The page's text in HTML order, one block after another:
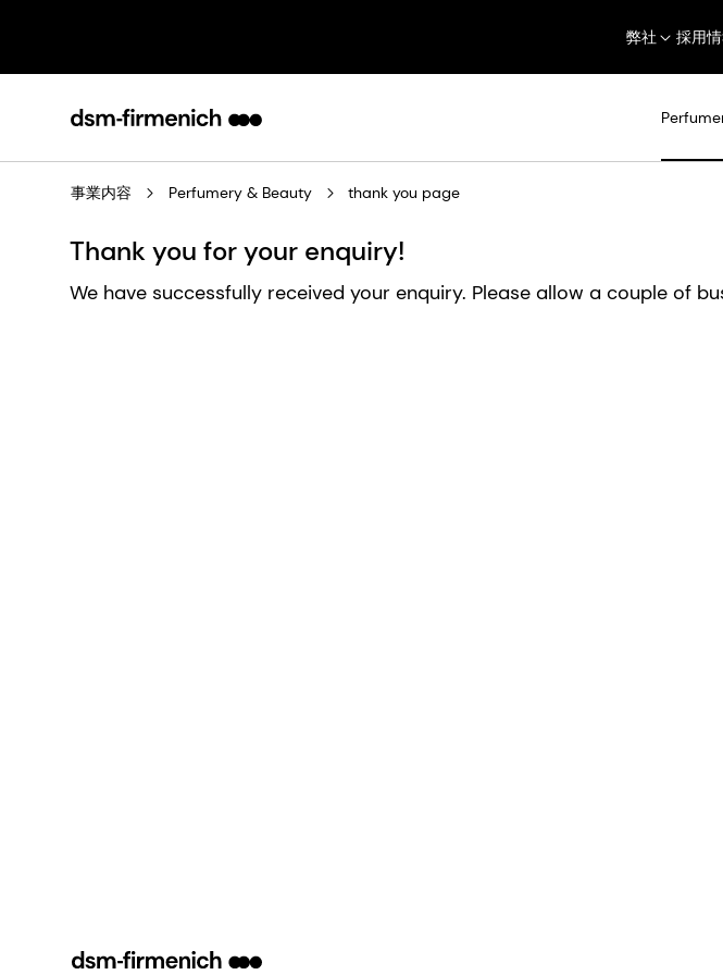
弊社 採用
事業内容 Perfumery & Beauty thank you page
Thank you for your enquiry!
We have successfully received your enquiry. Please allow a couple of